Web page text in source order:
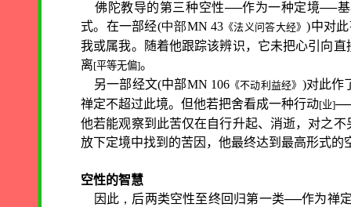
佛陀教导的第三种空性──作为一种定境──
式。在一部经(中部MN 43《法义问答大经》 )中对
我或属我。随着他跟踪该辨识，它未把心引向
离[平等无偏]。
另一部经文(中部MN 106《不动利益经》 )对此作
禅定不超过此境。但他若把舍看成一种行动[业]
他若能观察到此苦仅在自行升起、消逝，对之不
放下定境中找到的苦因，他最终达到最高形式的
空性的智慧
因此 ， 后两类空性至终回归第一类──作为禅